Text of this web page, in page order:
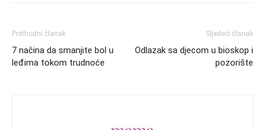
Prethodni članak
7 načina da smanjite bol u
leđima tokom trudnoće
Sljedeći članak
Odlazak sa djecom u bioskop i
pozorište